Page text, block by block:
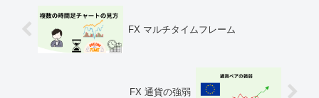
FX マルチタイムフレーム
FX 通貨の強弱